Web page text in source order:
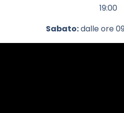
19:00
Sabato:dalle ore